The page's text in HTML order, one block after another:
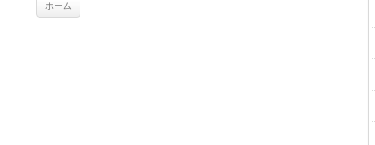
ホーム